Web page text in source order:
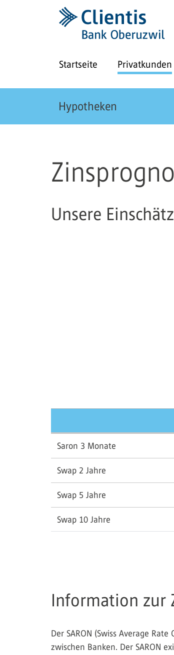
Startseite Privatkunden
Hypotheken
Unsere
Saron 3 Monate
Swap 2 Jahre
Swap 5 Jahre
Swap 10 Jahre
Information zur
Der SARON (Swiss Average
zwischen Banken. Der SARON